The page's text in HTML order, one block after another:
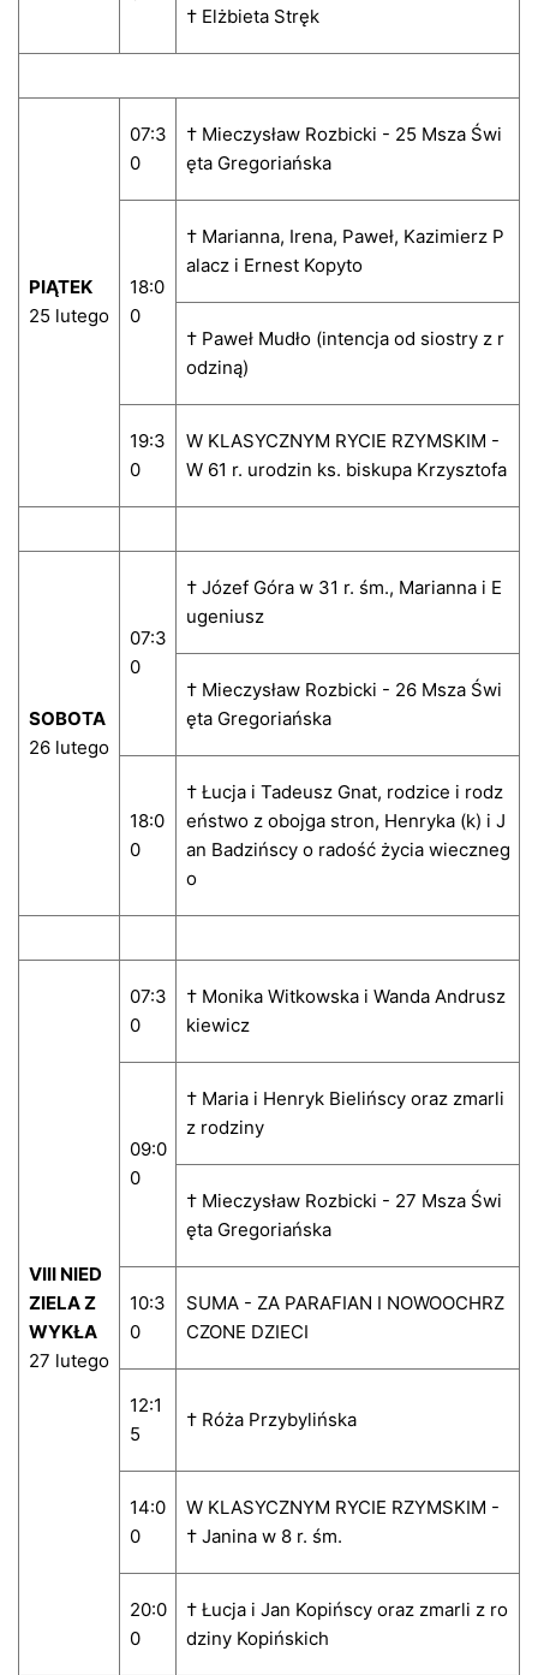
† Elżbieta Stręk
PIĄTEK
25 lutego
07:3
0
† Mieczysław Rozbicki - 25 Msza Świ
ęta Gregoriańska
18:0
0
† Marianna, Irena, Paweł, Kazimierz P
alacz i Ernest Kopyto
† Paweł Mudło (intencja od siostry z r
odziną)
19:3
0
W KLASYCZNYM RYCIE RZYMSKIM -
W 61 r. urodzin ks. biskupa Krzysztofa
SOBOTA
26 lutego
07:3
0
† Józef Góra w 31 r. śm., Marianna i E
ugeniusz
† Mieczysław Rozbicki - 26 Msza Świ
ęta Gregoriańska
18:0
0
† Łucja i Tadeusz Gnat, rodzice i rodz
eństwo z obojga stron, Henryka (k) i J
an Badzińscy o radość życia wieczneg
o
VIII NIED
ZIELA Z
WYKŁA
27 lutego
07:3
0
† Monika Witkowska i Wanda Andrusz
kiewicz
09:0
0
† Maria i Henryk Bielińscy oraz zmarli
z rodziny
† Mieczysław Rozbicki - 27 Msza Świ
ęta Gregoriańska
10:3
0
SUMA - ZA PARAFIAN I NOWOOCHRZ
CZONE DZIECI
12:1
5
† Róża Przybylińska
14:0
0
W KLASYCZNYM RYCIE RZYMSKIM -
† Janina w 8 r. śm.
20:0
0
† Łucja i Jan Kopińscy oraz zmarli z ro
dziny Kopińskich